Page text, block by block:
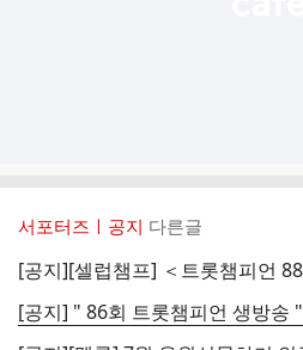
서포터즈ㅣ공지 다른글